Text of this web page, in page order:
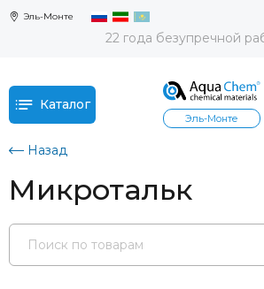
Эль-Монте
22 года безупречной
Каталог
Эль-Монте
Назад
Микротальк